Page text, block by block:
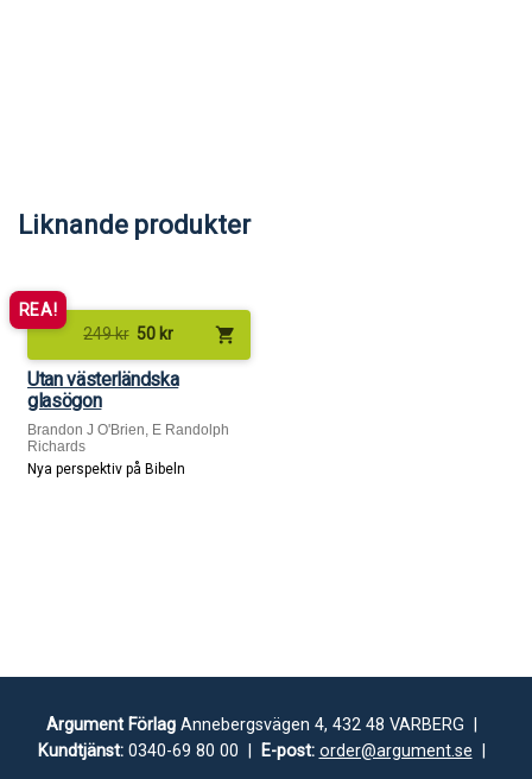
Liknande produkter
REA!
249kr 50 kr shopping_cart
Utan västerländska
glasögon
Brandon J O'Brien, E Randolph
Richards
Nya perspektiv på Bibeln
Argument FörlagAnnebergsvägen 4, 432 48 VARBERG |
Kundtjänst:0340-69 80 00 | E-post: order@argument.se